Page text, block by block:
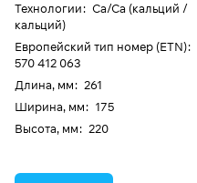
Технологии: Ca/Ca (кальций /
кальций)
Европейский тип номер (ETN):
570 412 063
Длина, мм: 261
Ширина, мм: 175
Высота, мм: 220